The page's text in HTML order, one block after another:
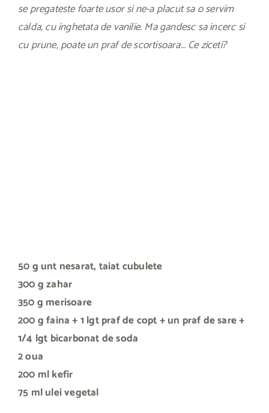
se pregateste foarte usor si ne-a placut sa o servim
calda, cu inghetata de vanilie. Ma gandesc sa incerc si
cu prune, poate un praf de scortisoara… Ce ziceti?
50 g unt nesarat, taiat cubulete
300 g zahar
350 g merisoare
200 g faina + 1 lgt praf de copt + un praf de sare +
1/4 lgt bicarbonat de soda
2 oua
200 ml kefir
75 ml ulei vegetal